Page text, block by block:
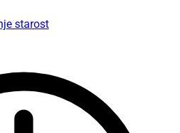
starost